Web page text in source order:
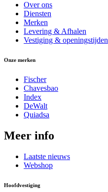
Over ons
Diensten
Merken
Levering & Afhalen
Vestiging & openingstijden
Onze merken
Fischer
Chavesbao
Index
DeWalt
Quiadsa
Meer info
Laatste nieuws
Webshop
Hoofdvestiging